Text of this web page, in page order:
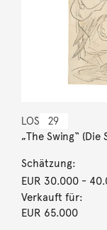
LOS 29
„The Swing“ (Die
Schätzung:
EUR 30.000-
Verkauft für:
EUR 65.000